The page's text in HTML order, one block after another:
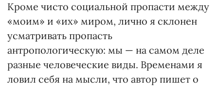
Кроме чисто социальной пропасти между
«моим» и «их» миром, лично я склонен
усматривать пропасть
антропологическую: мы — на самом деле
разные человеческие виды. Временами я
ловил себя на мысли, что автор пишет о